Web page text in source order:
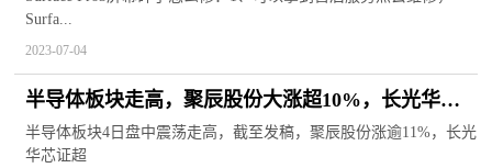
Surfa...
2023-07-04
半导体板块走高，聚辰股份大涨超10%，长光华芯
等拉升 全球报道
半导体板块4日盘中震荡走高，截至发稿，聚辰股份涨逾11%，长光
华芯证超